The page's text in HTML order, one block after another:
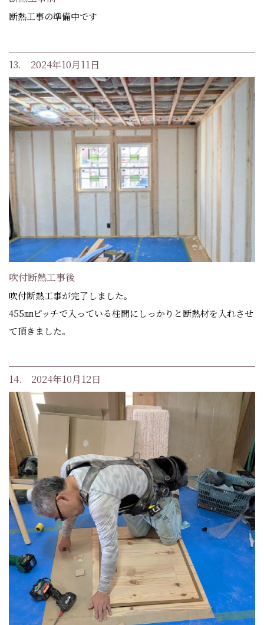
断熱工事の準備中です
13. 2024年10月11日
吹付断熱工事後
吹付断熱工事が完了しました。
455㎜ピッチで入っている柱間にしっかりと断熱材を入れさせ
て頂きました。
14. 2024年10月12日